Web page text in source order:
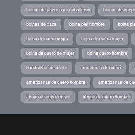
boinas de cuero para caballeros boinas de
boinas de caza boina piel hombre boina piel
boina de cuero negra boina de cuero mujer
boina de cuero de mujer boina cuero hombre
bandoleras de cuero armaduras de cuero
americanas de cuero hombre americanas de
abrigo de cuero mujer abrigo de cuero hombre